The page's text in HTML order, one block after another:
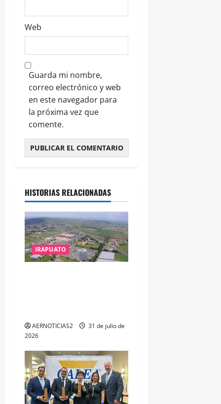
Web
Guarda mi nombre,
correo electrónico y web
en este navegador para
la próxima vez que
comente.
HISTORIAS RELACIONADAS
IRAPUATO
AERNOTICIAS2
31 de julio de
2026